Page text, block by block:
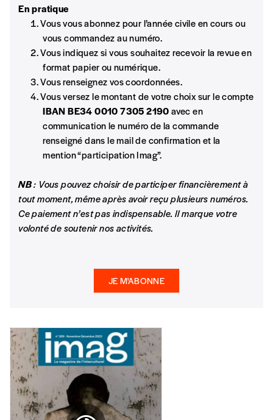
J’ai lu et j’accepte votre politique
de confidentialité*
Lire notrepolitique de protection des données
personnelles (RGPD)
Ajouter un message (facultatif)
En pratique
Vous vous abonnez pour l’année civile en cours ou
vous commandez au numéro.
Vous indiquez si vous souhaitez recevoir la revue en
format papier ou numérique.
Vous renseignez vos coordonnées.
Vous versez le montant de votre choix sur le compte
IBAN BE34 0010 7305 2190avec en
communication le numéro de la commande
renseigné dans le mail de confirmation et la
mention “participation Imag”.
NB: Vous pouvez choisir de participer financièrement à
tout moment, même après avoir reçu plusieurs numéros.
Ce paiement n’est pas indispensable. Il marque votre
volonté de soutenir nos activités.
JE M'ABONNE